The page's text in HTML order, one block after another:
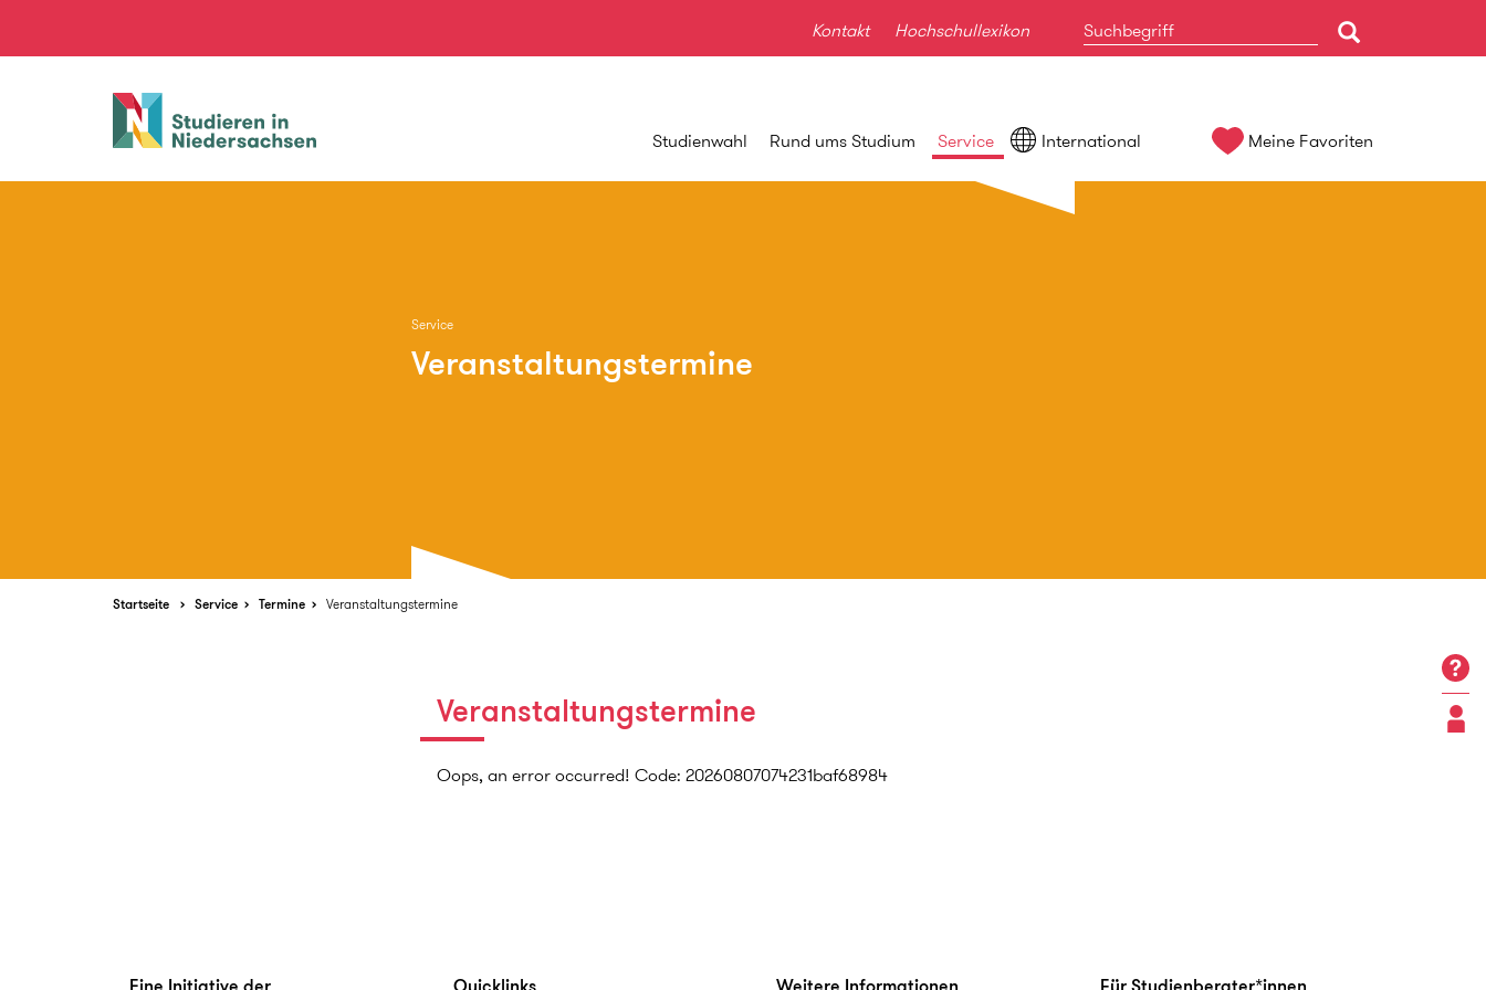
Kontakt Hochschullexikon
Studieren
in
Studienwahl Rund ums Studium Service International Meine Favoriten
Service
Veranstaltungstermine
Startseite Service Termine Veranstaltungstermine
Veranstaltungstermine
Oops, an error occurred! Code: 20260807074231baf68984